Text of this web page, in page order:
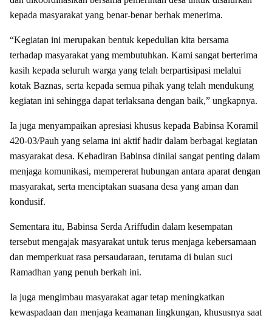
kepada masyarakat yang benar-benar berhak menerima.
“Kegiatan ini merupakan bentuk kepedulian kita bersama
terhadap masyarakat yang membutuhkan. Kami sangat berterima
kasih kepada seluruh warga yang telah berpartisipasi melalui
kotak Baznas, serta kepada semua pihak yang telah mendukung
kegiatan ini sehingga dapat terlaksana dengan baik,” ungkapnya.
Ia juga menyampaikan apresiasi khusus kepada Babinsa Koramil
420-03/Pauh yang selama ini aktif hadir dalam berbagai kegiatan
masyarakat desa. Kehadiran Babinsa dinilai sangat penting dalam
menjaga komunikasi, mempererat hubungan antara aparat dengan
masyarakat, serta menciptakan suasana desa yang aman dan
kondusif.
Sementara itu, Babinsa Serda Ariffudin dalam kesempatan
tersebut mengajak masyarakat untuk terus menjaga kebersamaan
dan memperkuat rasa persaudaraan, terutama di bulan suci
Ramadhan yang penuh berkah ini.
Ia juga mengimbau masyarakat agar tetap meningkatkan
kewaspadaan dan menjaga keamanan lingkungan, khususnya saat